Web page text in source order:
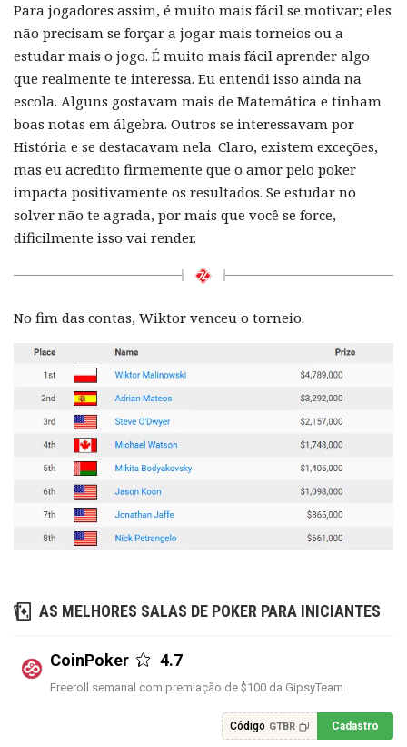
Para jogadores assim, é muito mais fácil se motivar; eles
não precisam se forçar a jogar mais torneios ou a
estudar mais o jogo. É muito mais fácil aprender algo
que realmente te interessa. Eu entendi isso ainda na
escola. Alguns gostavam mais de Matemática e tinham
boas notas em álgebra. Outros se interessavam por
História e se destacavam nela. Claro, existem exceções,
mas eu acredito firmemente que o amor pelo poker
impacta positivamente os resultados. Se estudar no
solver não te agrada, por mais que você se force,
dificilmente isso vai render.
No fim das contas, Wiktor venceu o torneio.
AS MELHORES SALAS DE POKER PARA INICIANTES
CoinPoker 4.7
Freeroll semanal com premiação de $100 da GipsyTeam
Código GTBR Cadastro